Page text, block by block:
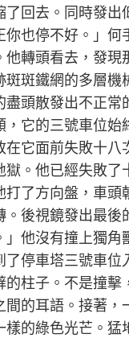
了回去。同時發出
你也停不好。」何
他轉頭看去，發現
斑斑鐵網的多層機
盡頭散發出不正常
，它的三號車位始
在它面前失敗十八
獄。他已經失敗了
打了方向盤，車頭
。後視鏡發出最後
」他沒有撞上獨角
了停車塔三號車位
的柱子。不是撞擊
的耳語。接著，
樣的綠色光芒。猛